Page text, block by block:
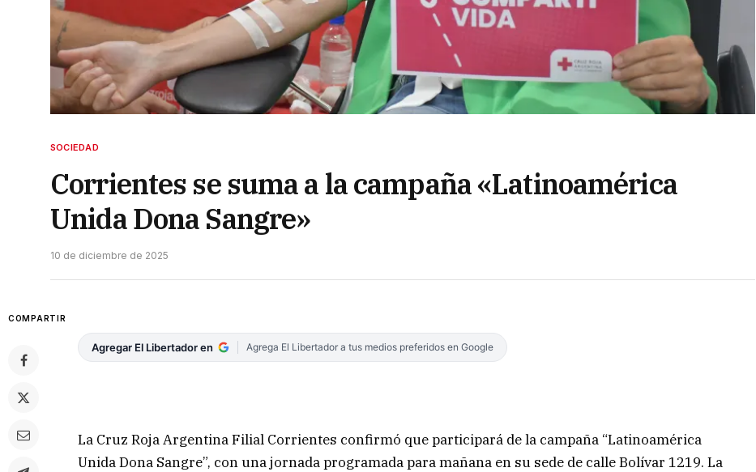
SOCIEDAD
Corrientes se suma a la campaña «Latinoamérica
Unida Dona Sangre»
10 de diciembre de 2025
COMPARTIR
Agregar El Libertador en Agrega El Libertador a tus medios preferidos en Google
La Cruz Roja Argentina Filial Corrientes confirmó que participará de la campaña “Latinoamérica
Unida Dona Sangre”, con una jornada programada para mañana en su sede de calle Bolívar 1219. La